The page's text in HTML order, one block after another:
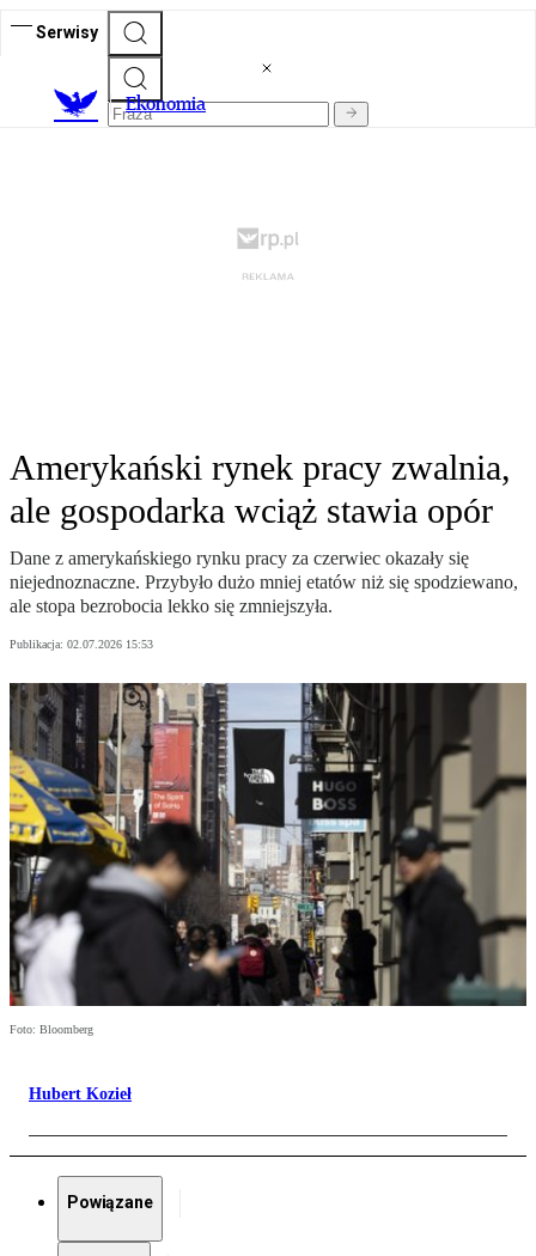
Serwisy
Ekonomia
Amerykański rynek pracy zwalnia,
ale gospodarka wciąż stawia opór
Dane z amerykańskiego rynku pracy za czerwiec okazały się
niejednoznaczne. Przybyło dużo mniej etatów niż się spodziewano,
ale stopa bezrobocia lekko się zmniejszyła.
Publikacja: 02.07.2026 15:53
Foto: Bloomberg
Hubert Kozieł
Powiązane